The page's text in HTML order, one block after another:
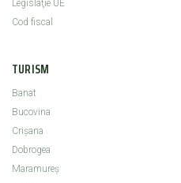
Legislaţie UE
Cod fiscal
TURISM
Banat
Bucovina
Crişana
Dobrogea
Maramureş